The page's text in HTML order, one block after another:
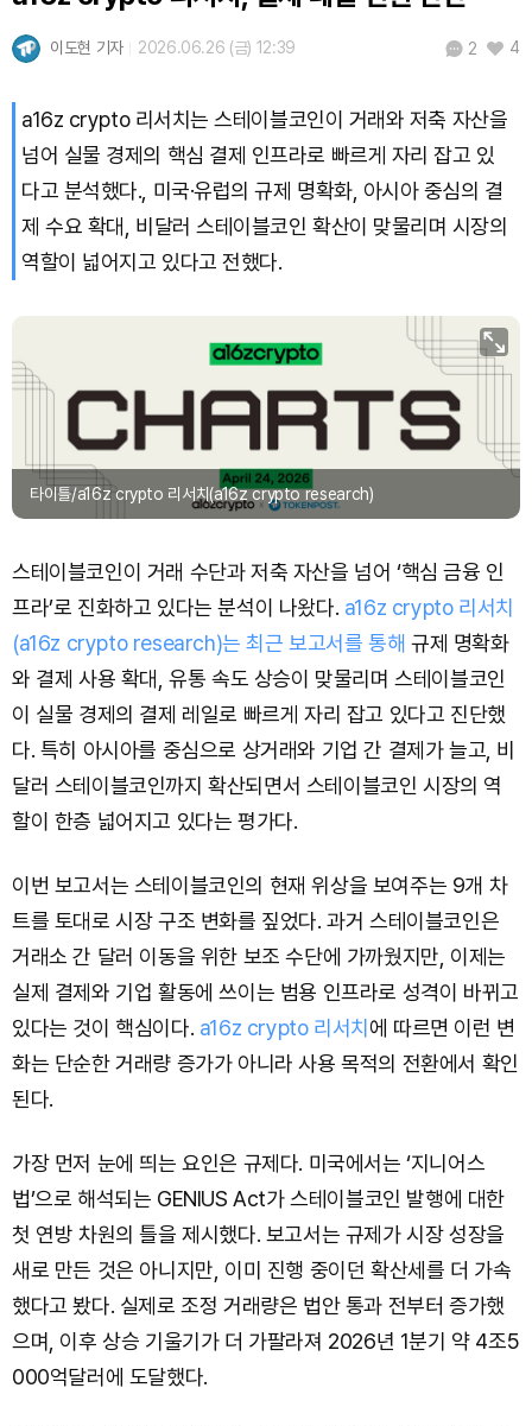
Hyperliquid (HYPE) ₩81,206(+3.81%)
Bitcoin (BTC) ₩91,799,547 (+0.89%)
이도현 기자 2026.06.26 (금) 12:39 2 4
a16z crypto 리서치는 스테이블코인이 거래와 저축 자산을
넘어 실물 경제의 핵심 결제 인프라로 빠르게 자리 잡고 있
다고 분석했다., 미국·유럽의 규제 명확화, 아시아 중심의 결
제 수요 확대, 비달러 스테이블코인 확산이 맞물리며 시장의
역할이 넓어지고 있다고 전했다.
타이틀/a16z crypto 리서치(a16z crypto research)
스테이블코인이 거래 수단과 저축 자산을 넘어 ‘핵심 금융 인
프라’로 진화하고 있다는 분석이 나왔다. a16z crypto 리서치
(a16z crypto research)는 최근 보고서를 통해 규제 명확화
와 결제 사용 확대, 유통 속도 상승이 맞물리며 스테이블코인
이 실물 경제의 결제 레일로 빠르게 자리 잡고 있다고 진단했
다. 특히 아시아를 중심으로 상거래와 기업 간 결제가 늘고, 비
달러 스테이블코인까지 확산되면서 스테이블코인 시장의 역
할이 한층 넓어지고 있다는 평가다.
이번 보고서는 스테이블코인의 현재 위상을 보여주는 9개 차
트를 토대로 시장 구조 변화를 짚었다. 과거 스테이블코인은
거래소 간 달러 이동을 위한 보조 수단에 가까웠지만, 이제는
실제 결제와 기업 활동에 쓰이는 범용 인프라로 성격이 바뀌고
있다는 것이 핵심이다. a16z crypto 리서치에 따르면 이런 변
화는 단순한 거래량 증가가 아니라 사용 목적의 전환에서 확인
된다.
가장 먼저 눈에 띄는 요인은 규제다. 미국에서는 ‘지니어스
법’으로 해석되는 GENIUS Act가 스테이블코인 발행에 대한
첫 연방 차원의 틀을 제시했다. 보고서는 규제가 시장 성장을
새로 만든 것은 아니지만, 이미 진행 중이던 확산세를 더 가속
했다고 봤다. 실제로 조정 거래량은 법안 통과 전부터 증가했
으며, 이후 상승 기울기가 더 가팔라져 2026년 1분기 약 4조5
000억달러에 도달했다.